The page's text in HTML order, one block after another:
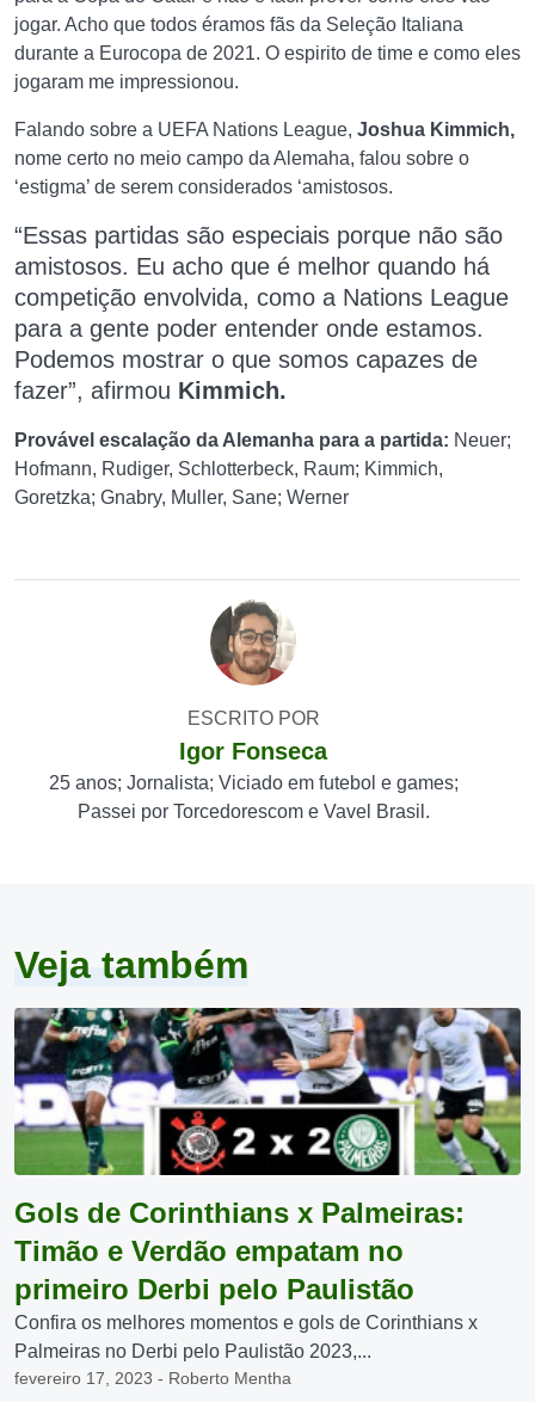
jogar. Acho que todos éramos fãs da Seleção Italiana
durante a Eurocopa de 2021. O espirito de time e como eles
jogaram me impressionou.
Falando sobre a UEFA Nations League, Joshua Kimmich,
nome certo no meio campo da Alemaha, falou sobre o
‘estigma’ de serem considerados ‘amistosos.
“Essas partidas são especiais porque não são
amistosos. Eu acho que é melhor quando há
competição envolvida, como a Nations League
para a gente poder entender onde estamos.
Podemos mostrar o que somos capazes de
fazer”, afirmou Kimmich.
Provável escalação da Alemanha para a partida: Neuer;
Hofmann, Rudiger, Schlotterbeck, Raum; Kimmich,
Goretzka; Gnabry, Muller, Sane; Werner
ESCRITO POR
Igor Fonseca
25 anos; Jornalista; Viciado em futebol e games;
Passei por Torcedorescom e Vavel Brasil.
Veja também
Gols de Corinthians x Palmeiras:
Timão e Verdão empatam no
primeiro Derbi pelo Paulistão
Confira os melhores momentos e gols de Corinthians x
Palmeiras no Derbi pelo Paulistão 2023,...
fevereiro 17, 2023 - Roberto Mentha